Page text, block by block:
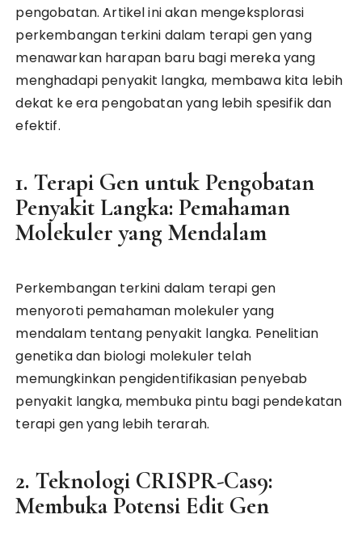
pengobatan. Artikel ini akan mengeksplorasi
perkembangan terkini dalam terapi gen yang
menawarkan harapan baru bagi mereka yang
menghadapi penyakit langka, membawa kita lebih
dekat ke era pengobatan yang lebih spesifik dan
efektif.
1. Terapi Gen untuk Pengobatan
Penyakit Langka: Pemahaman
Molekuler yang Mendalam
Perkembangan terkini dalam terapi gen
menyoroti pemahaman molekuler yang
mendalam tentang penyakit langka. Penelitian
genetika dan biologi molekuler telah
memungkinkan pengidentifikasian penyebab
penyakit langka, membuka pintu bagi pendekatan
terapi gen yang lebih terarah.
2. Teknologi CRISPR-Cas9:
Membuka Potensi Edit Gen